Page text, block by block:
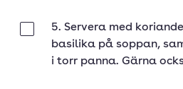
5. Servera med
basilika på soppan,
i torr panna. Gärna